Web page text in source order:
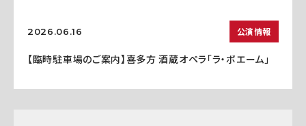
2026.06.16 公演情報
【臨時駐車場のご案内】喜多方 酒蔵オペラ「ラ・ボエーム」